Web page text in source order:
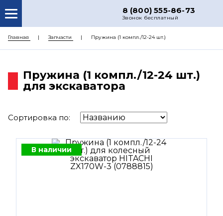
8 (800) 555-86-73
Звонок бесплатный
О НАС
РЕМОНТ
ДОСТАВКА
ЦЕНЫ
Главная Запчасти Пружина (1 компл./12-24 шт.)
Пружина (1 компл./12-24 шт.)
для экскаватора
Сортировка по:
В наличии